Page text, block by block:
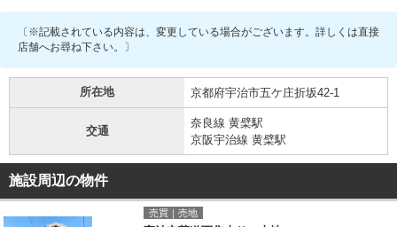
〔※記載されている内容は、変更している場合がございます。詳しくは直接
店舗へお尋ね下さい。〕
所在地 京都府宇治市五ケ庄折坂42-1
交通
奈良線 黄檗駅
京阪宇治線 黄檗駅
施設周辺の物件
売買｜売地